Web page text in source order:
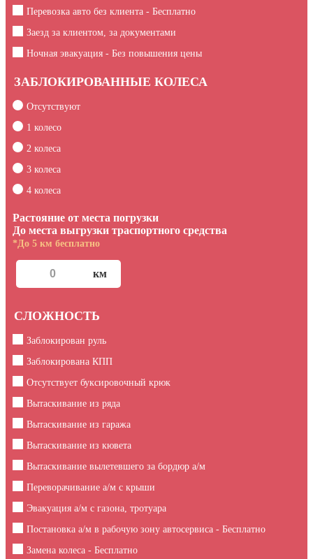
Перевозка авто без клиента - Бесплатно
Заезд за клиентом, за документами
Ночная эвакуация - Без повышения цены
ЗАБЛОКИРОВАННЫЕ КОЛЕСА
Отсутствуют
1 колесо
2 колеса
3 колеса
4 колеса
Растояние от места погрузки
До места выгрузки траспортного средства
*До 5 км бесплатно
СЛОЖНОСТЬ
Заблокирован руль
Заблокирована КПП
Отсутствует буксировочный крюк
Вытаскивание из ряда
Вытаскивание из гаража
Вытаскивание из кювета
Вытаскивание вылетевшего за бордюр а/м
Переворачивание а/м с крыши
Эвакуация а/м с газона, тротуара
Постановка а/м в рабочую зону автосервиса - Бесплатно
Замена колеса - Бесплатно